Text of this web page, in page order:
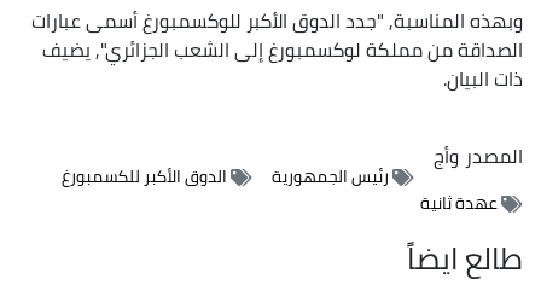
وبهذه المناسبة, "جدد الدوق الأكبر للوكسمبورغ أسمى عبارات
الصداقة من مملكة لوكسمبورغ إلى الشعب الجزائري", يضيف
ذات البيان.
المصدروأج
رئيس الجمهورية
الدوق الأكبر للكسمبورغ
عهدة ثانية
طالع ايضاً